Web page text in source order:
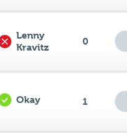
Lenny
Kravitz
0
Okay 1